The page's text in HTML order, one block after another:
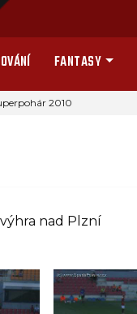
FANTASY
2010
nad Plzní